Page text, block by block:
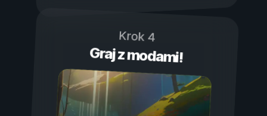
Krok 4
Graj z modami!